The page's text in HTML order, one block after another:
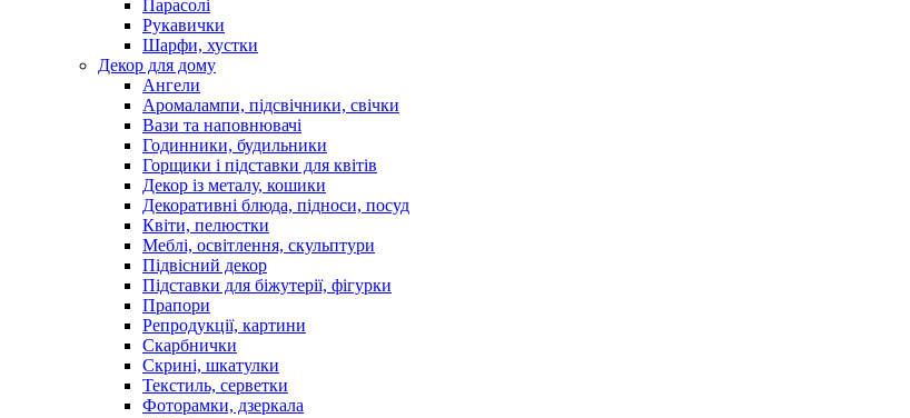
Парасолі
Рукавички
Шарфи, хустки
Декор для дому
Ангели
Аромалампи, підсвічники, свічки
Вази та наповнювачі
Годинники, будильники
Горщики і підставки для квітів
Декор із металу, кошики
Декоративні блюда, підноси, посуд
Квіти, пелюстки
Меблі, освітлення, скульптури
Підвісний декор
Підставки для біжутерії, фігурки
Прапори
Репродукції, картини
Скарбнички
Скрині, шкатулки
Текстиль, серветки
Фоторамки, дзеркала